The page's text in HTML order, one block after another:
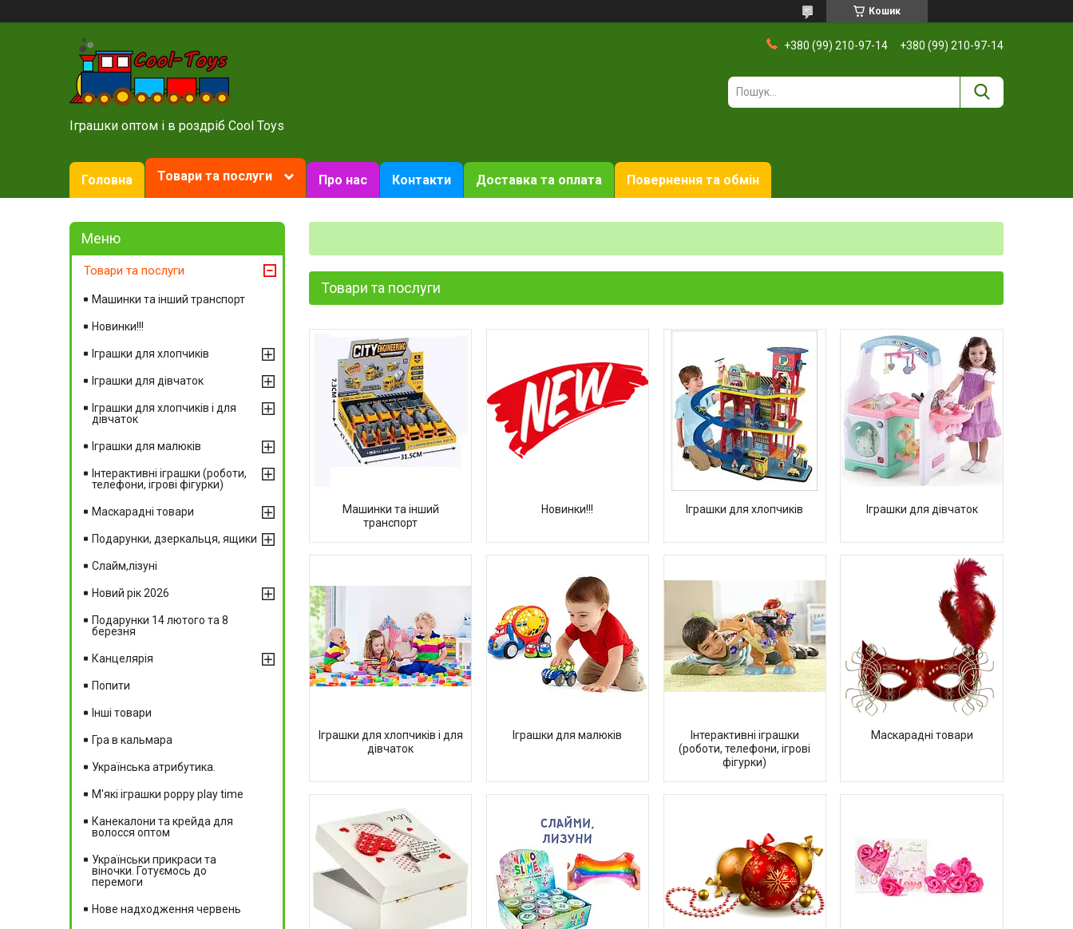
Кошик
Іграшки оптом і в роздріб Cool Toys
+380 (99) 210-97-14 +380 (99) 210-97-14
Головна Товари та послуги Про нас Контакти Доставка та оплата Повернення та обмін
Товари та послуги
Машинки та інший
транспорт
Новинки!!! Іграшки для хлопчиків Іграшки для дівчаток
Іграшки для хлопчиків і для
дівчаток
Іграшки для малюків
Інтерактивні іграшки
(роботи, телефони, ігрові
фігурки)
Маскарадні товари
Товари та послуги
Машинки та інший транспорт
Новинки!!!
Іграшки для хлопчиків
Іграшки для дівчаток
Іграшки для хлопчиків і для
дівчаток
Іграшки для малюків
Інтерактивні іграшки (роботи,
телефони, ігрові фігурки)
Маскарадні товари
Подарунки, дзеркальця, ящики
Слайм,лізуні
Новий рік 2026
Подарунки 14 лютого та 8
березня
Канцелярія
Попити
Інші товари
Гра в кальмара
Українська атрибутика.
М'які іграшки poppy play time
Канекалони та крейда для
волосся оптом
Українськи прикраси та
віночки. Готуємось до
перемоги
Нове надходження червень